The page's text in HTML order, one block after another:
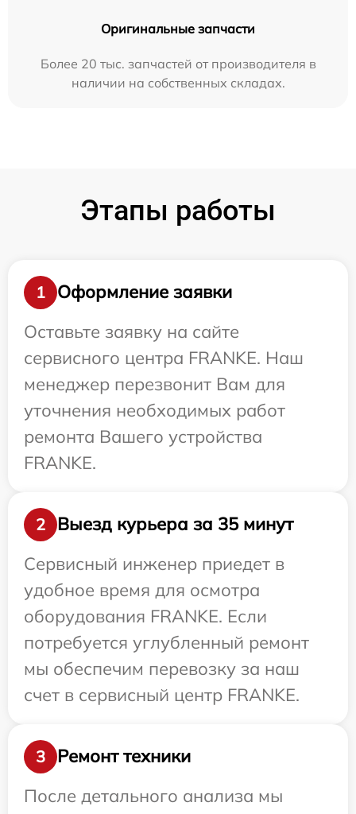
Оригинальные запчасти
Более 20 тыс. запчастей от производителя в
наличии на собственных складах.
Этапы работы
1
Оформление заявки
Оставьте заявку на сайте
сервисного центра FRANKE. Наш
менеджер перезвонит Вам для
уточнения необходимых работ
ремонта Вашего устройства
FRANKE.
2
Выезд курьера за 35 минут
Сервисный инженер приедет в
удобное время для осмотра
оборудования FRANKE. Если
потребуется углубленный ремонт
мы обеспечим перевозку за наш
счет в сервисный центр FRANKE.
3
Ремонт техники
После детального анализа мы